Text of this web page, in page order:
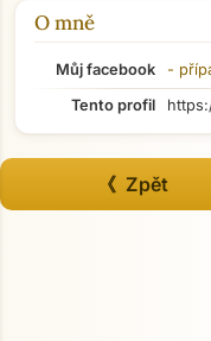
O mně
Můj facebook -
Tento profil
《 Zpět